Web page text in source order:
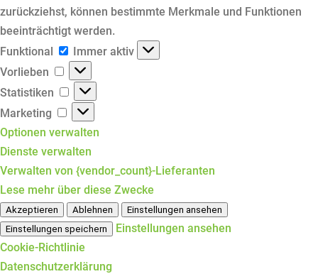
zurückziehst, können bestimmte Merkmale und Funktionen
beeinträchtigt werden.
Funktional
Funktional
Immer aktiv
Vorlieben
Vorlieben
Statistiken
Statistiken
Marketing
Marketing
Optionen verwalten
Dienste verwalten
Verwalten von {vendor_count}-Lieferanten
Lese mehr über diese Zwecke
Akzeptieren Ablehnen
Einstellungen ansehen
Einstellungen speichern
Einstellungen ansehen
Cookie-Richtlinie
Datenschutzerklärung